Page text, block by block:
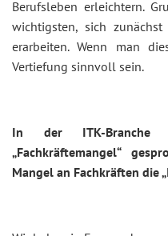
Berufsleben erleichtern.
wichtigsten, sich
erarbeiten. Wenn man
Vertiefung sinnvoll sein.
In der ITK-
„Fachkräftemangel“
Mangel an Fachkräften die